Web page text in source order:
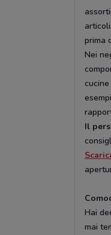
prima
Nei
Il
Hai
mai